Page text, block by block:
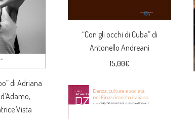
di Adriana
Vista
“Con gli occhi di Cuba” di
Antonello Andreani
15,00€